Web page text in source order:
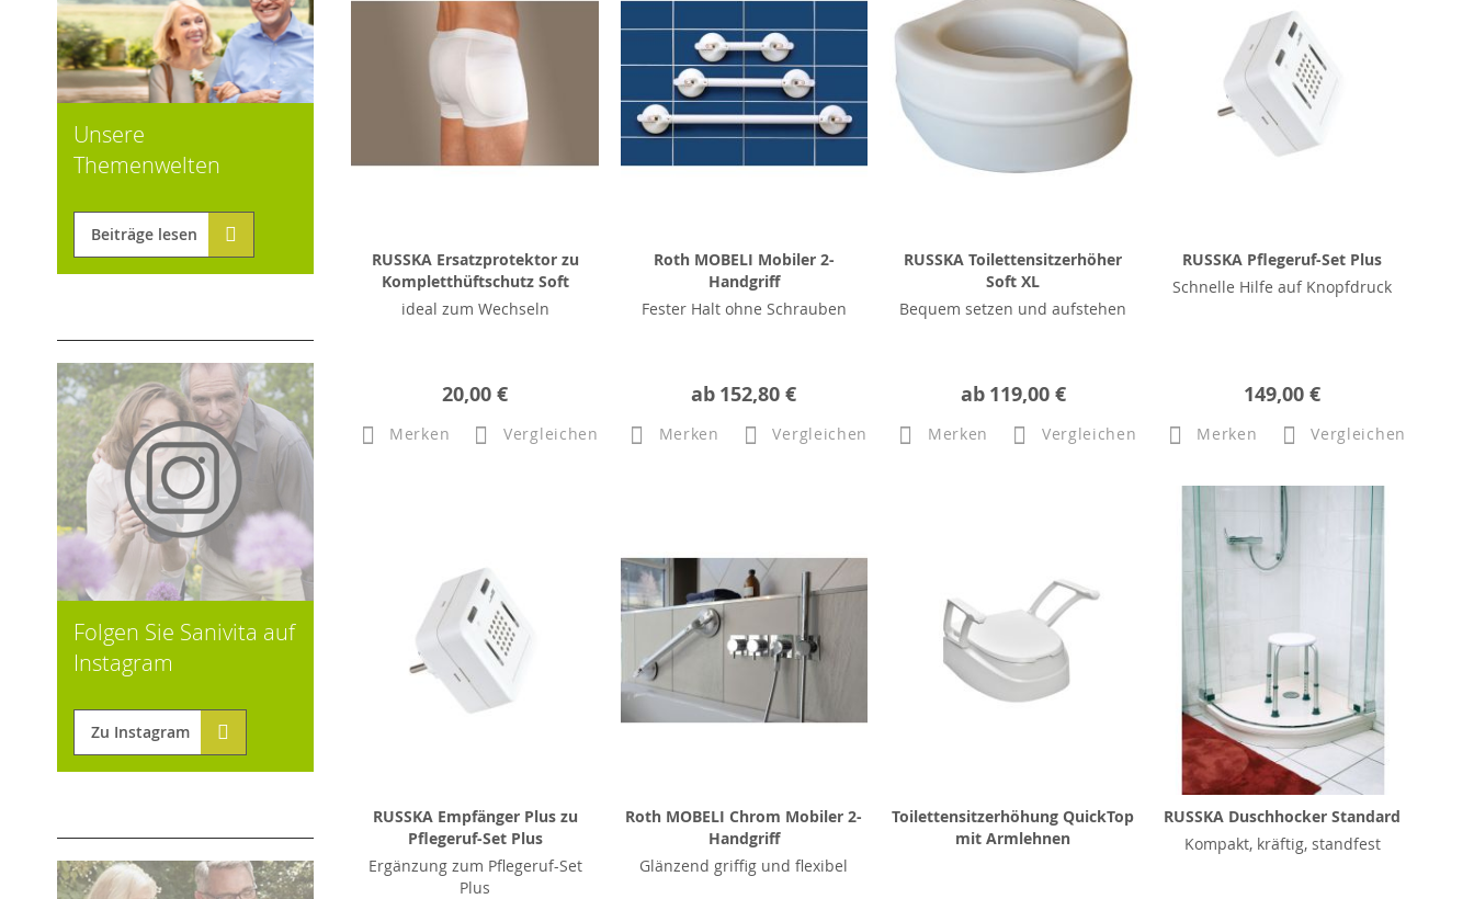
RUSSKA Ersatzprotektor zu
Kompletthüftschutz Soft
ideal zum Wechseln
20,00 €
Merken Vergleichen
Roth MOBELI Mobiler 2-
Handgriff
Fester Halt ohne Schrauben
ab 152,80 €
Merken Vergleichen
RUSSKA Toilettensitzerhöher
Soft XL
Bequem setzen und aufstehen
ab 119,00 €
Merken Vergleichen
RUSSKA Pflegeruf-Set Plus
Schnelle Hilfe auf Knopfdruck
149,00 €
Merken Vergleichen
RUSSKA Empfänger Plus zu
Pflegeruf-Set Plus
Ergänzung zum Pflegeruf-Set
Plus
Roth MOBELI Chrom Mobiler 2-
Handgriff
Glänzend griffig und flexibel
Toilettensitzerhöhung QuickTop
mit Armlehnen
RUSSKA Duschhocker Standard
Kompakt, kräftig, standfest
Unsere
Themenwelten
Beiträge lesen
Folgen Sie Sanivita auf
Instagram
Zu Instagram